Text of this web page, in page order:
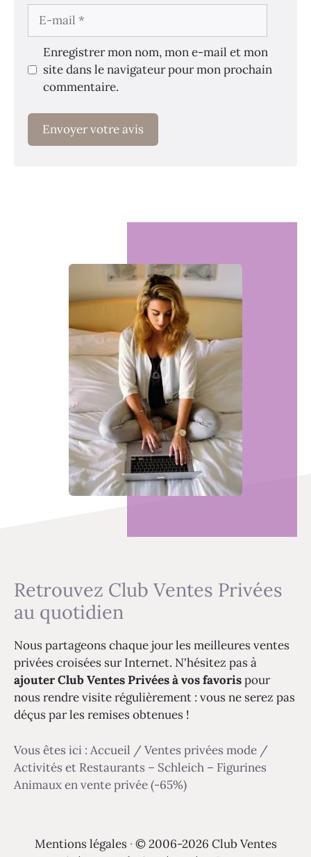
mail
Enregistrer mon nom, mon e-mail et mon
site dans le navigateur pour mon prochain
commentaire.
Retrouvez Club Ventes Privées
au quotidien
Nous partageons chaque jour les meilleures ventes
privées croisées sur Internet. N'hésitez pas à
ajouter Club Ventes Privées à vos favorispour
nous rendre visite régulièrement : vous ne serez pas
déçus par les remises obtenues !
Vous êtes ici : Accueil / Ventes privées mode /
Activités et Restaurants – Schleich – Figurines
Animaux en vente privée (-65%)
Mentions légales · © 2006-2026 Club Ventes